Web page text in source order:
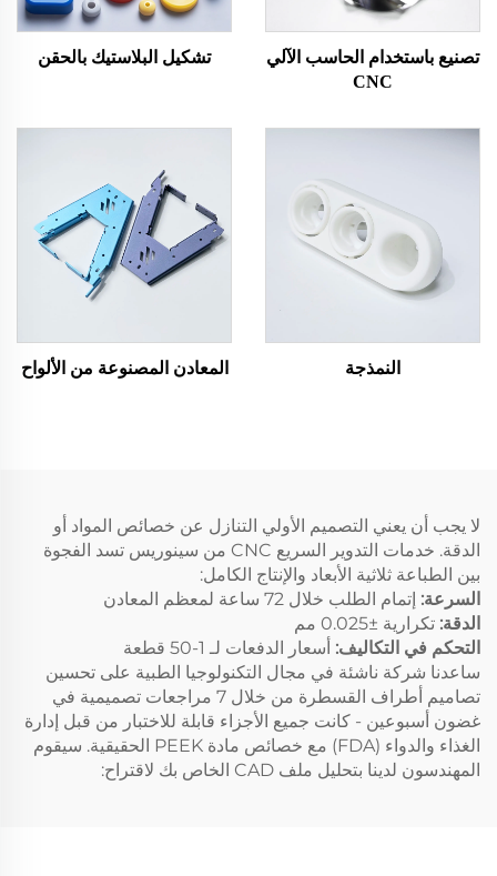
تصنيع باستخدام الحاسب الآلي
CNC
تشكيل البلاستيك بالحقن
النمذجة المعادن المصنوعة من الألواح
لا يجب أن يعني التصميم الأولي التنازل عن خصائص المواد أو
الدقة. خدمات التدوير السريع CNC من سينوريس تسد الفجوة
بين الطباعة ثلاثية الأبعاد والإنتاج الكامل:
السرعة: إتمام الطلب خلال 72 ساعة لمعظم المعادن
الدقة: تكرارية ±0.025 مم
التحكم في التكاليف: أسعار الدفعات لـ 1-50 قطعة
ساعدنا شركة ناشئة في مجال التكنولوجيا الطبية على تحسين
تصاميم أطراف القسطرة من خلال 7 مراجعات تصميمية في
غضون أسبوعين - كانت جميع الأجزاء قابلة للاختبار من قبل إدارة
الغذاء والدواء (FDA) مع خصائص مادة PEEK الحقيقية. سيقوم
المهندسون لدينا بتحليل ملف CAD الخاص بك لاقتراح: